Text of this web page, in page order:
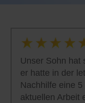
Unser Sohn hat
er hatte in der
Nachhilfe eine
aktuellen Arbeit